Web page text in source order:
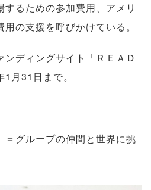
るための参加費用、アメリ
の支援を呼びかけている。
ディングサイト「ＲＥＡＤ
月31日まで。
＝グループの仲間と世界に挑